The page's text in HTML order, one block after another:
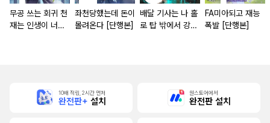
무공 쓰는 회귀 천
재는 인생이 너무
좌천당했는데 돈이
몰려온다 [단행본]
배달 기사는 나 홀
로 탑 밖에서 강해
FA미아되고 재능
폭발 [단행본]
10배 적립, 2시간 먼저
완전판+ 설치
원스토어에서
완전판 설치